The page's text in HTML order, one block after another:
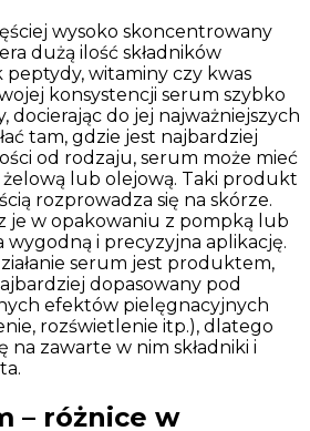
wysoko skoncentrowany
dużą ilość składników
witaminy czy kwas
konsystencji serum szybko
docierając do jej najważniejszych
tam, gdzie jest najbardziej
od rodzaju, serum może mieć
żelową lub olejową. Taki produkt
rozprowadza się na skórze.
je w opakowaniu z pompką lub
wygodną i precyzyjna aplikację.
serum jest produktem,
dopasowany pod
efektów pielęgnacyjnych
rozświetlenie itp.), dlatego
zawarte w nim składniki i
– różnice w